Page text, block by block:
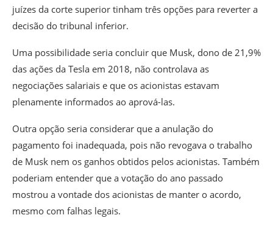
juízes da corte superior tinham três opções para reverter a
decisão do tribunal inferior.
Uma possibilidade seria concluir que Musk, dono de 21,9%
das ações da Tesla em 2018, não controlava as
negociações salariais e que os acionistas estavam
plenamente informados ao aprová-las.
Outra opção seria considerar que a anulação do
pagamento foi inadequada, pois não revogava o trabalho
de Musk nem os ganhos obtidos pelos acionistas. Também
poderiam entender que a votação do ano passado
mostrou a vontade dos acionistas de manter o acordo,
mesmo com falhas legais.